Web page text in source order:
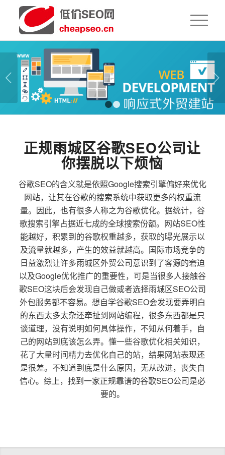
下一页
1 2
正规雨城区谷歌SEO公司让
你摆脱以下烦恼
谷歌SEO的含义就是依照Google搜索引擎偏好来优化
网站，让其在谷歌的搜索系统中获取更多的权重流
量。因此，也有很多人称之为谷歌优化。据统计，谷
歌搜索引擎占据近七成的全球搜索份额。网站SEO性
能越好，积累到的谷歌权重越多，获取的曝光展示以
及流量就越多，产生的效益就越高。国际市场竞争的
日益激烈让许多雨城区外贸公司意识到了客源的窘迫
以及Google优化推广的重要性，可是当很多人接触谷
歌SEO这块后会发现自己做或者选择雨城区SEO公司
外包服务都不容易。想自学谷歌SEO会发现要弄明白
的东西太多太杂还牵扯到网站编程，很多东西都是只
谈道理，没有说明如何具体操作，不知从何着手，自
己的网站到底该怎么弄。懂一些谷歌优化相关知识，
花了大量时间精力去优化自己的站，结果网站表现还
是很差。不知道到底是什么原因，无从改进，丧失自
信心。综上，找到一家正规靠谱的谷歌SEO公司是必
要的。